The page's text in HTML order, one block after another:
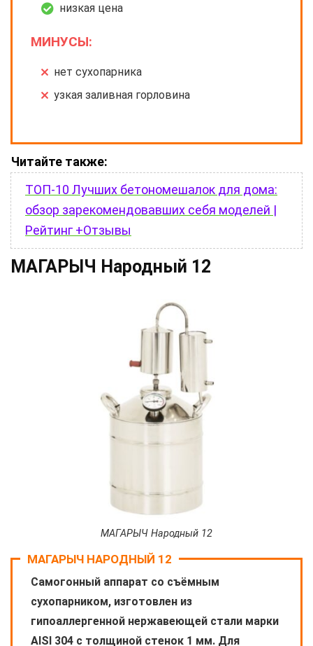
низкая цена
МИНУСЫ:
нет сухопарника
узкая заливная горловина
Читайте также:
ТОП-10 Лучших бетономешалок для дома:
обзор зарекомендовавших себя моделей |
Рейтинг +Отзывы
МАГАРЫЧ Народный 12
МАГАРЫЧ Народный 12
МАГАРЫЧ НАРОДНЫЙ 12
Самогонный аппарат со съёмным
сухопарником, изготовлен из
гипоаллергенной нержавеющей стали марки
AISI 304 с толщиной стенок 1 мм. Для